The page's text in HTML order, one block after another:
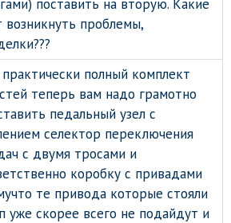
поставить на вторую. Какие
возникнуть проблемы,
полный комплект
теперь вам надо грамотно
педальный узел с
селектор переключения
с двумя тросами и
коробку с привадами
те привода которые стояли
уже скорее всего не подайдут и